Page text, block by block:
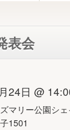
表会
24日 @
マリー公園シ
1501